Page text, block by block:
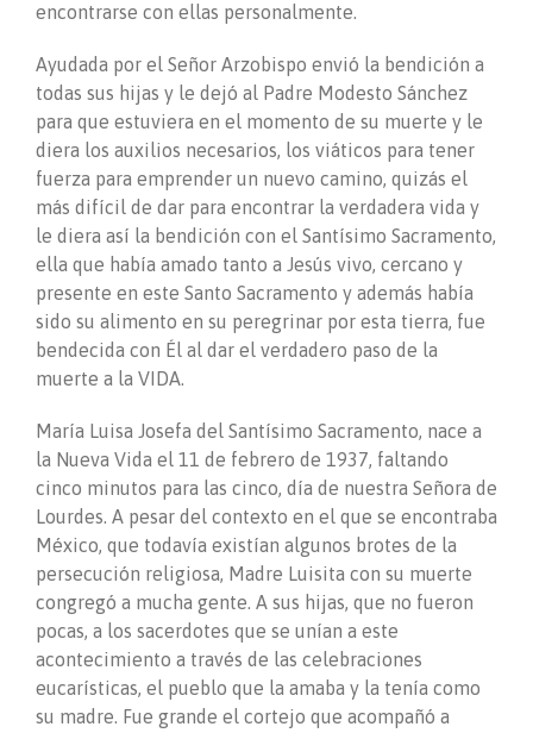
encontrarse con ellas personalmente.
Ayudada por el Señor Arzobispo envió la bendición a
todas sus hijas y le dejó al Padre Modesto Sánchez
para que estuviera en el momento de su muerte y le
diera los auxilios necesarios, los viáticos para tener
fuerza para emprender un nuevo camino, quizás el
más difícil de dar para encontrar la verdadera vida y
le diera así la bendición con el Santísimo Sacramento,
ella que había amado tanto a Jesús vivo, cercano y
presente en este Santo Sacramento y además había
sido su alimento en su peregrinar por esta tierra, fue
bendecida con Él al dar el verdadero paso de la
muerte a la VIDA.
María Luisa Josefa del Santísimo Sacramento, nace a
la Nueva Vida el 11 de febrero de 1937, faltando
cinco minutos para las cinco, día de nuestra Señora de
Lourdes. A pesar del contexto en el que se encontraba
México, que todavía existían algunos brotes de la
persecución religiosa, Madre Luisita con su muerte
congregó a mucha gente. A sus hijas, que no fueron
pocas, a los sacerdotes que se unían a este
acontecimiento a través de las celebraciones
eucarísticas, el pueblo que la amaba y la tenía como
su madre. Fue grande el cortejo que acompañó a